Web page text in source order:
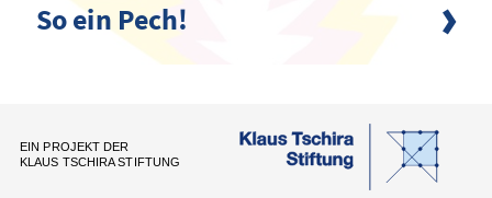
So ein Pech!
EIN PROJEKT DER
KLAUS TSCHIRA STIFTUNG